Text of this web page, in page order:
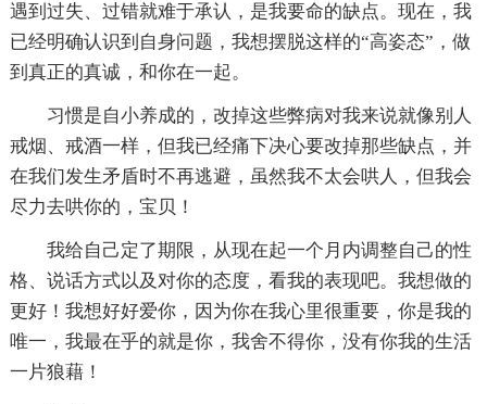
遇到过失、过错就难于承认，是我要命的缺点。现在，我
已经明确认识到自身问题，我想摆脱这样的“高姿态”，做
到真正的真诚，和你在一起。
习惯是自小养成的，改掉这些弊病对我来说就像别人
戒烟、戒酒一样，但我已经痛下决心要改掉那些缺点，并
在我们发生矛盾时不再逃避，虽然我不太会哄人，但我会
尽力去哄你的，宝贝！
我给自己定了期限，从现在起一个月内调整自己的性
格、说话方式以及对你的态度，看我的表现吧。我想做的
更好！我想好好爱你，因为你在我心里很重要，你是我的
唯一，我最在乎的就是你，我舍不得你，没有你我的生活
一片狼藉！